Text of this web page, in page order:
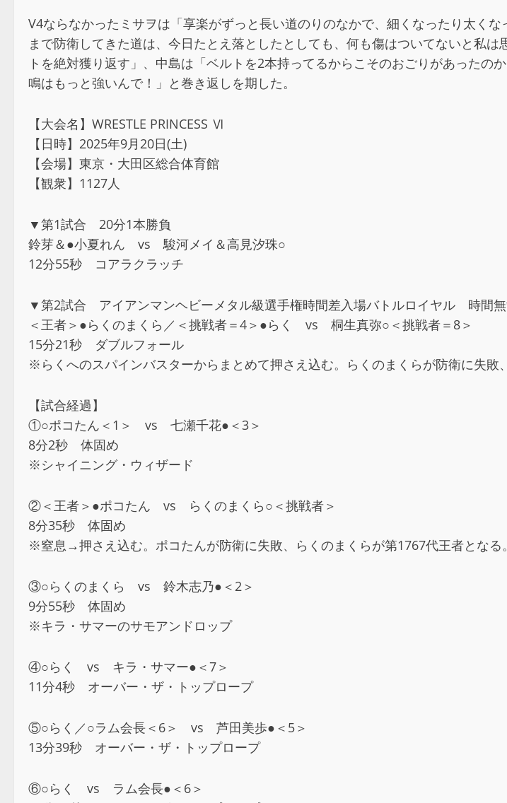
V4ならなかったミサヲは「享楽がずっと長い道のりのなかで、細くなったり太く
まで防衛してきた道は、今日たとえ落としたとしても、何も傷はついてないと私
トを絶対獲り返す」、中島は「ベルトを2本持ってるからこそのおごりがあった
鳴はもっと強いんで！」と巻き返しを期した。
【大会名】WRESTLE PRINCESS Ⅵ
【日時】2025年9月20日(土)
【会場】東京・大田区総合体育館
【観衆】1127人
▼第1試合 20分1本勝負
鈴芽＆●小夏れん vs 駿河メイ＆高見汐珠○
12分55秒 コアラクラッチ
▼第2試合 アイアンマンヘビーメタル級選手権時間差入場バトルロイヤル 時間無
＜王者＞●らくのまくら／＜挑戦者＝4＞●らく vs 桐生真弥○＜挑戦者＝8＞
15分21秒 ダブルフォール
※らくへのスパインバスターからまとめて押さえ込む。らくのまくらが防衛に失
【試合経過】
①○ポコたん＜1＞ vs 七瀬千花●＜3＞
8分2秒 体固め
※シャイニング・ウィザード
②＜王者＞●ポコたん vs らくのまくら○＜挑戦者＞
8分35秒 体固め
※窒息→押さえ込む。ポコたんが防衛に失敗、らくのまくらが第1767代王者となる。
③○らくのまくら vs 鈴木志乃●＜2＞
9分55秒 体固め
※キラ・サマーのサモアンドロップ
④○らく vs キラ・サマー●＜7＞
11分4秒 オーバー・ザ・トップロープ
⑤○らく／○ラム会長＜6＞ vs 芦田美歩●＜5＞
13分39秒 オーバー・ザ・トップロープ
⑥○らく vs ラム会長●＜6＞